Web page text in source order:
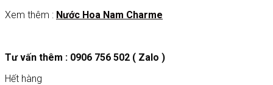
Xem thêm : Nước Hoa Nam Charme
Tư vấn thêm : 0906 756 502 ( Zalo )
Hết hàng